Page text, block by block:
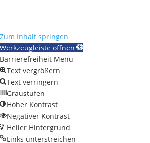
Zum Inhalt springen
Werkzeugleiste öffnen
Barrierefreiheit Menü
Text vergrößern
Text verringern
Graustufen
Hoher Kontrast
Negativer Kontrast
Heller Hintergrund
Links unterstreichen